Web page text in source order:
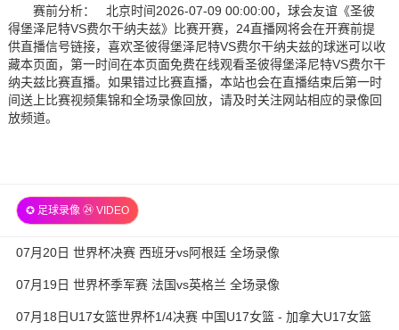
赛前分析： 北京时间2026-07-09 00:00:00，球会友谊《圣彼
得堡泽尼特VS费尔干纳夫兹》比赛开赛，24直播网将会在开赛前提
供直播信号链接，喜欢圣彼得堡泽尼特VS费尔干纳夫兹的球迷可以收
藏本页面，第一时间在本页面免费在线观看圣彼得堡泽尼特VS费尔干
纳夫兹比赛直播。如果错过比赛直播，本站也会在直播结束后第一时
间送上比赛视频集锦和全场录像回放，请及时关注网站相应的录像回
放频道。
✪ 足球录像 ㉔ VIDEO
07月20日 世界杯决赛 西班牙vs阿根廷 全场录像
07月19日 世界杯季军赛 法国vs英格兰 全场录像
07月18日U17女篮世界杯1/4决赛 中国U17女篮 - 加拿大U17女篮